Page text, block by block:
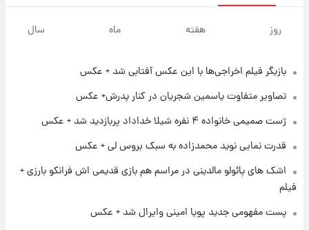
۱۵ ساعت پیش
+ جدول
آغاز طرح جدید فروش مشارکت در تولید سایپا؛
روز هفته ماه سال
بازیگر فیلم اخراجی‌ها با این عکس آفتابی شد + عکس
تصاویر متفاوت یاسمین شجریان در کنار پدرش+ عکس
ژست صمیمی خانواده ۴ نفره شیلا خداداد پربازدید شد + عکس
قدرت نمایی نوید محمدزاده به سبک بروس لی + عکس
اشک های پائولو مالدینی در مراسم هم بازی قدیمی اش فرانکو بارزی +
فیلم
پست مفهومی جدید پویا امینی وایرال شد + عکس